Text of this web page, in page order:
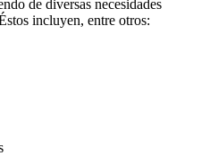
de diversas necesidades
incluyen, entre otros: